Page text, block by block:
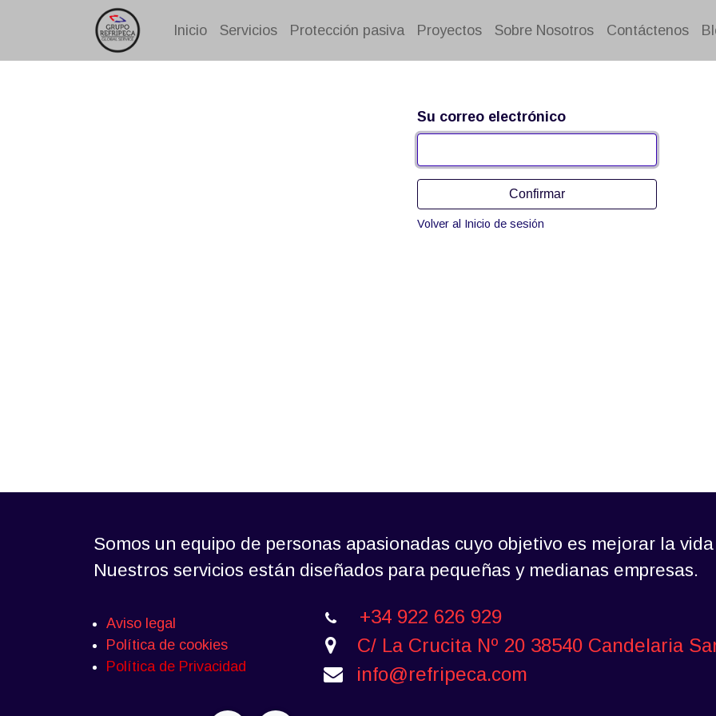
Inicio Servicios Protección pasiva Proyectos Sobre Nosotros Contáctenos
Su correo electrónico
Confirmar
Volver al Inicio de sesión
Somos un equipo de personas apasionadas cuyo objetivo es mejorar la
Nuestros servicios están diseñados para pequeñas y medianas empresas.
Aviso legal
Política de cookies
Política de Privacidad
+34 922 626 929
C/ La Crucita Nº 20 38540 Candelaria
info@refripeca.com